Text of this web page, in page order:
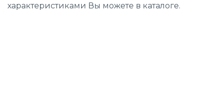
характеристиками Вы можете в каталоге.